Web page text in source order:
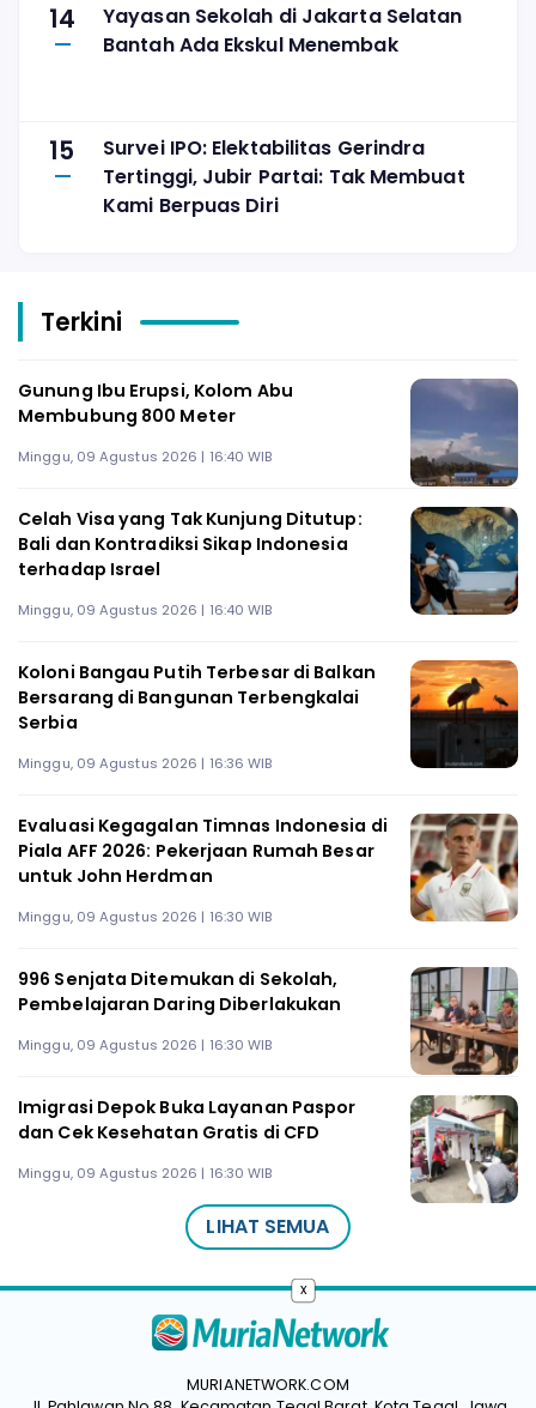
14
Yayasan Sekolah di Jakarta Selatan
Bantah Ada Ekskul Menembak
15
Survei IPO: Elektabilitas Gerindra
Tertinggi, Jubir Partai: Tak Membuat
Kami Berpuas Diri
Terkini
Gunung Ibu Erupsi, Kolom Abu
Membubung 800 Meter
Minggu, 09 Agustus 2026 | 16:40 WIB
Celah Visa yang Tak Kunjung Ditutup:
Bali dan Kontradiksi Sikap Indonesia
terhadap Israel
Minggu, 09 Agustus 2026 | 16:40 WIB
Koloni Bangau Putih Terbesar di Balkan
Bersarang di Bangunan Terbengkalai
Serbia
Minggu, 09 Agustus 2026 | 16:36 WIB
Evaluasi Kegagalan Timnas Indonesia di
Piala AFF 2026: Pekerjaan Rumah Besar
untuk John Herdman
Minggu, 09 Agustus 2026 | 16:30 WIB
996 Senjata Ditemukan di Sekolah,
Pembelajaran Daring Diberlakukan
Minggu, 09 Agustus 2026 | 16:30 WIB
Imigrasi Depok Buka Layanan Paspor
dan Cek Kesehatan Gratis di CFD
Minggu, 09 Agustus 2026 | 16:30 WIB
LIHAT SEMUA
MURIANETWORK.COM
x